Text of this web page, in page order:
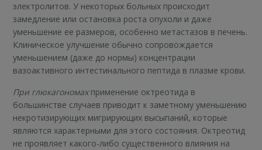
электролитов. У некоторых больных происходит
замедление или остановка роста опухоли и даже
уменьшение ее размеров, особенно метастазов в печень.
Клиническое улучшение обычно сопровождается
уменьшением (даже до нормы) концентрации
вазоактивного интестинального пептида в плазме крови.
При глюкагономахприменение октреотида в
большинстве случаев приводит к заметному уменьшению
некротизирующих мигрирующих высыпаний, которые
являются характерными для этого состояния. Октреотид
не проявляет какого-либо существенного влияния на